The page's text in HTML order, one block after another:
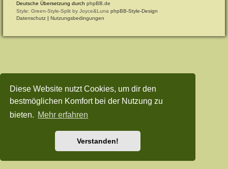
Diese Website nutzt Cookies, um dir den
bestmöglichen Komfort bei der Nutzung zu
bieten. Mehr erfahren
Verstanden!
Deutsche Übersetzung durchphpBB.de
Style: Green-Style-Split by Joyce&LunaphpBB-Style-Design
Datenschutz
Nutzungsbedingungen